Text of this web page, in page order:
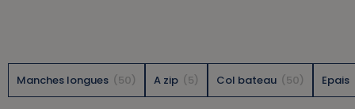
Manches longues 50 A zip 5 Col bateau 50 Epais